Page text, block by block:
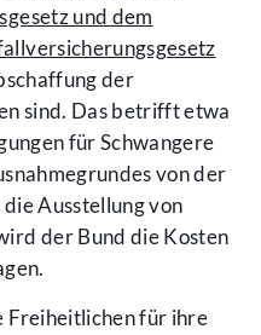
und dem
der
sind. Das betrifft etwa
für Schwangere
von der
Ausstellung von
der Bund die Kosten
Freiheitlichen für ihre